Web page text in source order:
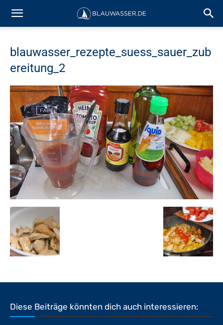
blauwasser_rezepte_suess_sauer_zub
ereitung_2
Diese Beiträge könnten dich auch interessieren: